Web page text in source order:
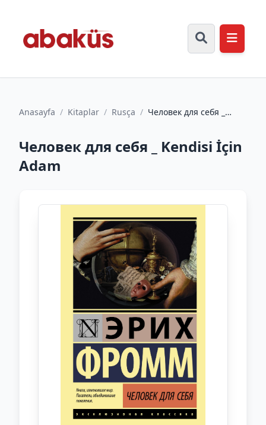
Anasayfa / Kitaplar / Rusça / Человек для себя _
Человек для себя _ Kendisi İçin
Adam